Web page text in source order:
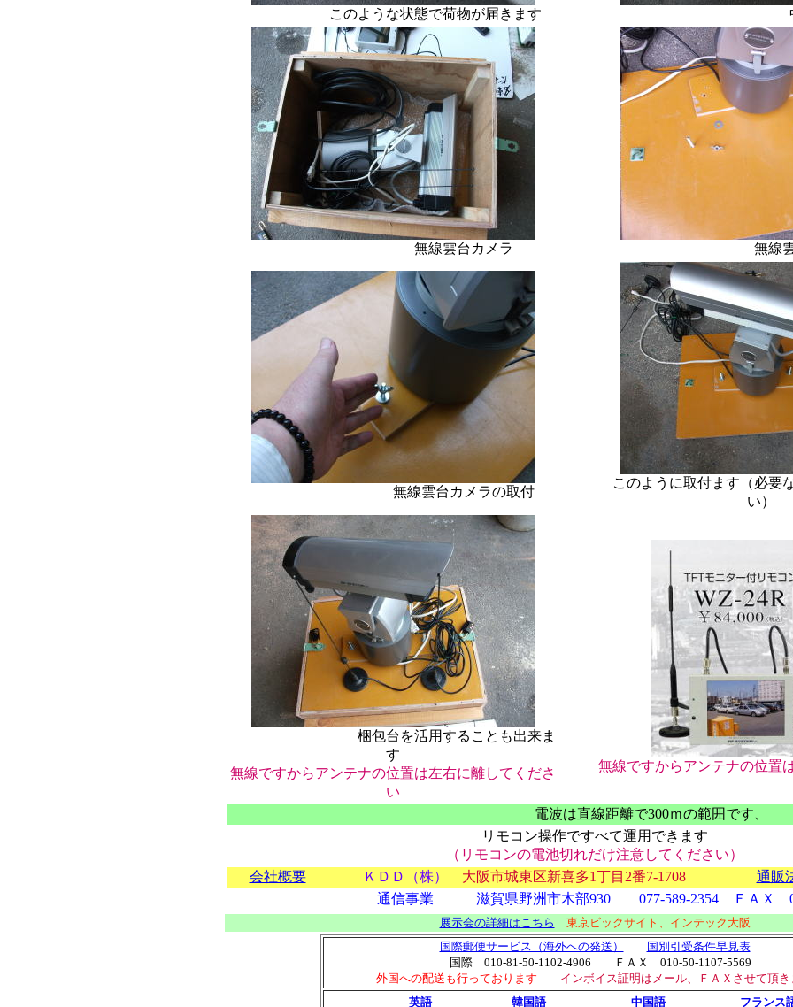
このような状態で荷物が届きます 中身の
無線雲台カメラ 無線雲台カ
無線雲台カメラの取付
このように取付ます（必要な
い）
梱包台を活用することも出来ま
す
無線ですからアンテナの位置は左右に離してくださ
い
無線ですからアンテナの位置
電波は直線距離で300ｍの範囲です、
リモコン操作ですべて運用できます
（リモコンの電池切れだけ注意してください）
会社概要
ＫＤＤ（株） 大阪市城東区新喜多1丁目2番7-1708
通販
通信事業 滋賀県野洲市木部930 077-589-2354 ＦＡＸ
展示会の詳細はこちら
東京ビックサイト、インテック大阪
国際郵便サービス（海外への発送）
国別引受条件早見表
国際 010-81-50-1102-4906 ＦＡＸ 010-50-1107-5569
外国への配送も行っております
インボイス証明はメール、ＦＡＸさせて頂き
英語
韓国語 中国語 フランス